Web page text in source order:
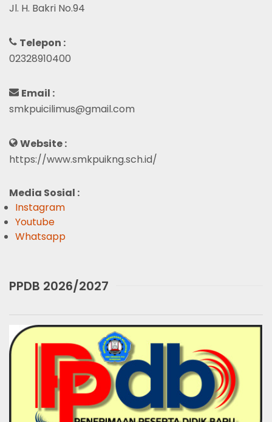
Jl. H. Bakri No.94
Telepon :
02328910400
Email :
smkpuicilimus@gmail.com
Website :
https://www.smkpuikng.sch.id/
Media Sosial :
Instagram
Youtube
Whatsapp
PPDB 2026/2027